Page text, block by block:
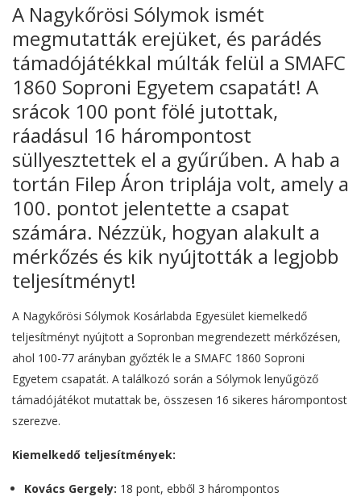
A Nagykőrösi Sólymok ismét
megmutatták erejüket, és parádés
támadójátékkal múlták felül a SMAFC
1860 Soproni Egyetem csapatát! A
srácok 100 pont fölé jutottak,
ráadásul 16 hárompontost
süllyesztettek el a gyűrűben. A hab a
tortán Filep Áron triplája volt, amely a
100. pontot jelentette a csapat
számára. Nézzük, hogyan alakult a
mérkőzés és kik nyújtották a legjobb
teljesítményt!
A Nagykőrösi Sólymok Kosárlabda Egyesület kiemelkedő
teljesítményt nyújtott a Sopronban megrendezett mérkőzésen,
ahol 100-77 arányban győzték le a SMAFC 1860 Soproni
Egyetem csapatát. A találkozó során a Sólymok lenyűgöző
támadójátékot mutattak be, összesen 16 sikeres hárompontost
szerezve.
Kiemelkedő teljesítmények:
Kovács Gergely: 18 pont, ebből 3 hárompontos